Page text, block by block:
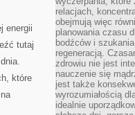
energii
tutaj
które
relacjach,
obejmują więc
planowania czasu
bodźców i
regeneracją.
zdrowiu nie jest
nauczenie się
jest także
wyrozumiałością
idealnie